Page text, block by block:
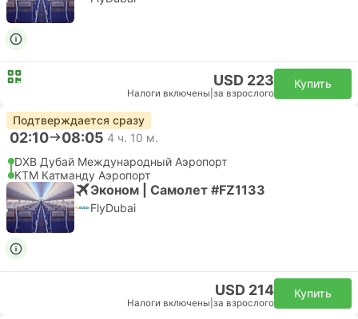
USD 223
Налоги включены за взрослого
Купить
Подтверждается сразу
02:10 08:05 4 ч. 10 м.
DXB Дубай Международный Аэропорт
KTM Катманду Аэропорт
Эконом | Самолет #FZ1133
FlyDubai
USD 214
Налоги включены за взрослого
Купить